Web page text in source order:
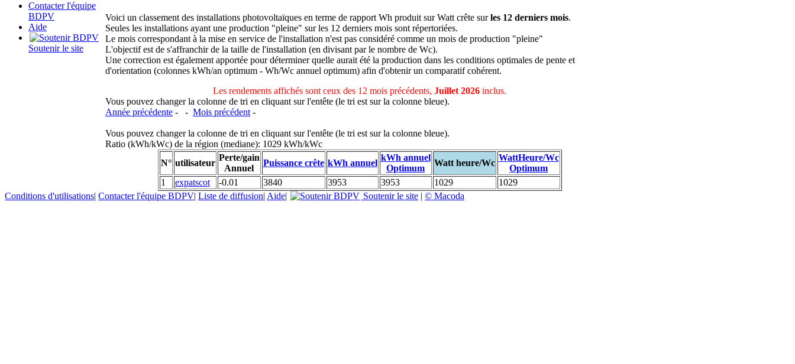
Contacter l'équipe
BDPV
Aide
Soutenir le site
Voici un classement des installations photovoltaïques en terme de rapport Wh produit sur Watt crête surles 12 derniers mois.
Seules les installations ayant une production "pleine" sur les 12 derniers mois sont répertoriées.
Le mois correspondant à la mise en service de l'installation n'est pas considéré comme un mois de production "pleine"
L'objectif est de s'affranchir de la taille de l'installation (en divisant par le nombre de Wc).
Une correction est également apportée pour déterminer quelle aurait été la production dans les conditions optimales de pente et
d'orientation (colonnes kWh/an optimum - Wh/Wc annuel optimum) afin d'obtenir un comparatif cohérent.
Les rendements affichés sont ceux des 12 mois précédents, Juillet 2026 inclus.
Vous pouvez changer la colonne de tri en cliquant sur l'entête (le tri est sur la colonne bleue).
Année précédente - - Mois précédent -
Vous pouvez changer la colonne de tri en cliquant sur l'entête (le tri est sur la colonne bleue).
Ratio (kWh/kWc) de la région (mediane): 1029 kWh/kWc
N° utilisateur
Perte/gain
Annuel
Puissance crête kWh annuel
kWh annuel
Optimum
Watt heure/Wc
WattHeure/Wc
Optimum
1
expatscot -0.01 3840 3953 3953 1029
1029
Conditions d'utilisations| Contacter l'équipe BDPV| Liste de diffusion| Aide| Soutenir le site | © Macoda